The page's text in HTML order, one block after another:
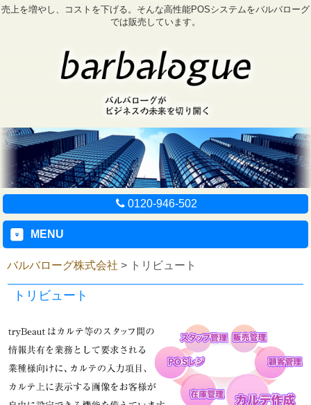
売上を増やし、コストを下げる。そんな高性能POSシステムをバルバローグ
では販売しています。
0120-946-502
MENU
バルバローグ株式会社 > トリビュート
トリビュート